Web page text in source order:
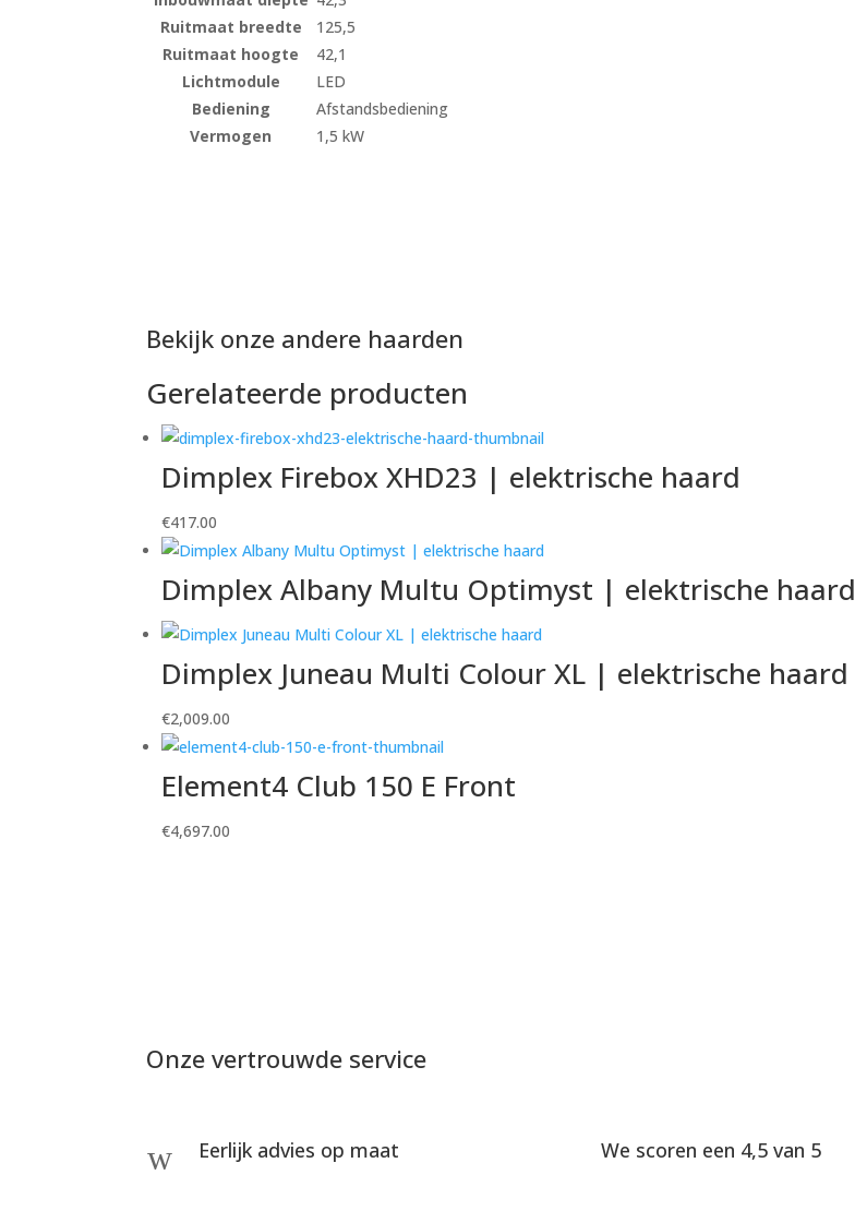
Ruitmaat breedte
125,5
Ruitmaat hoogte
42,1
Lichtmodule
LED
Bediening
Afstandsbediening
Vermogen
1,5 kW
Bekijk onze andere haarden
Gerelateerde producten
Dimplex Firebox XHD23 | elektrische haard
€417.00
Dimplex Albany Multu Optimyst | elektrische haard
Dimplex Juneau Multi Colour XL | elektrische haard
€2,009.00
Element4 Club 150 E Front
€4,697.00
Onze vertrouwde service
w Eerlijk advies op maat We scoren een 4,5 van 5